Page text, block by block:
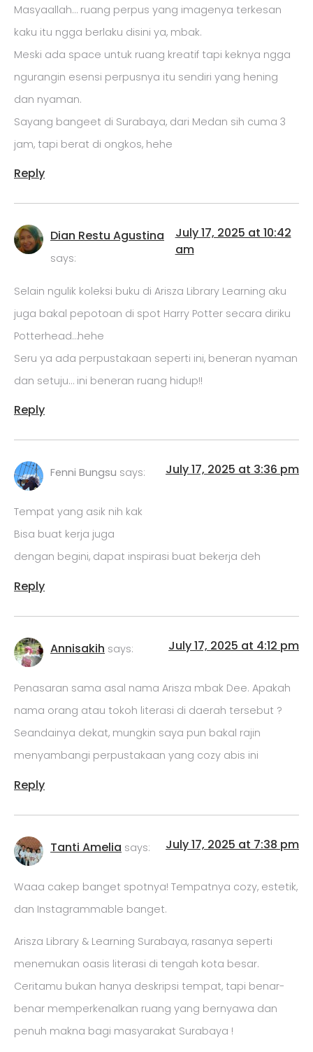
Masyaallah… ruang perpus yang imagenya terkesan
kaku itu ngga berlaku disini ya, mbak.
Meski ada space untuk ruang kreatif tapi keknya ngga
ngurangin esensi perpusnya itu sendiri yang hening
dan nyaman.
Sayang bangeet di Surabaya, dari Medan sih cuma 3
jam, tapi berat di ongkos, hehe
Reply
Dian Restu Agustina
says:
July 17, 2025 at 10:42
am
Selain ngulik koleksi buku di Arisza Library Learning aku
juga bakal pepotoan di spot Harry Potter secara diriku
Potterhead…hehe
Seru ya ada perpustakaan seperti ini, beneran nyaman
dan setuju… ini beneran ruang hidup!!
Reply
Fenni Bungsu says: July 17, 2025 at 3:36 pm
Tempat yang asik nih kak
Bisa buat kerja juga
dengan begini, dapat inspirasi buat bekerja deh
Reply
Annisakih says: July 17, 2025 at 4:12 pm
Penasaran sama asal nama Arisza mbak Dee. Apakah
nama orang atau tokoh literasi di daerah tersebut ?
Seandainya dekat, mungkin saya pun bakal rajin
menyambangi perpustakaan yang cozy abis ini
Reply
Tanti Amelia says: July 17, 2025 at 7:38 pm
Waaa cakep banget spotnya! Tempatnya cozy, estetik,
dan Instagrammable banget.
Arisza Library & Learning Surabaya, rasanya seperti
menemukan oasis literasi di tengah kota besar.
Ceritamu bukan hanya deskripsi tempat, tapi benar-
benar memperkenalkan ruang yang bernyawa dan
penuh makna bagi masyarakat Surabaya !